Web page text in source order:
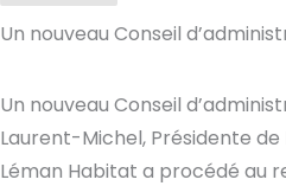
Un nouveau Conseil
Un nouveau Conseil
Laurent-Michel, Présidente
Léman Habitat a procédé au